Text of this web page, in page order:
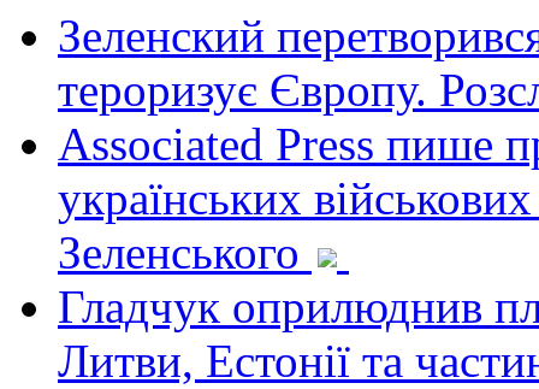
Зеленский
тероризує Європу.
Associated Press пише
українських
Зеленського
Гладчук оприлюднив
Литви, Естонії та